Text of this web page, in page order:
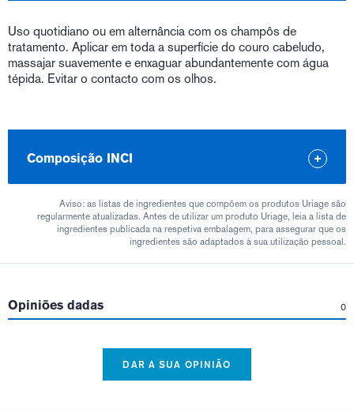
Uso quotidiano ou em alternância com os champôs de
tratamento. Aplicar em toda a superfície do couro cabeludo,
massajar suavemente e enxaguar abundantemente com água
tépida. Evitar o contacto com os olhos.
Composição INCI
Aviso: as listas de ingredientes que compõem os produtos Uriage são
regularmente atualizadas. Antes de utilizar um produto Uriage, leia a lista de
ingredientes publicada na respetiva embalagem, para assegurar que os
ingredientes são adaptados à sua utilização pessoal.
Opiniões dadas 0
DAR A SUA OPINIÃO